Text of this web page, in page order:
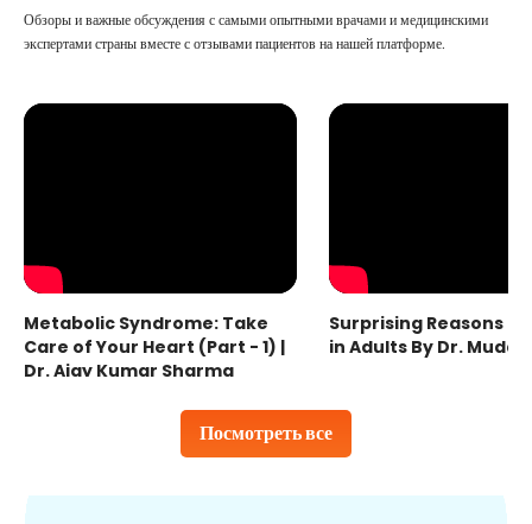
Посмотреть все
Обзоры и важные обсуждения с самыми опытными врачами и медицинскими
экспертами страны вместе с отзывами пациентов на нашей платформе.
Metabolic Syndrome: Take
Care of Your Heart (Part - 1) |
Dr. Ajay Kumar Sharma
Surprising Reasons
in Adults By Dr.